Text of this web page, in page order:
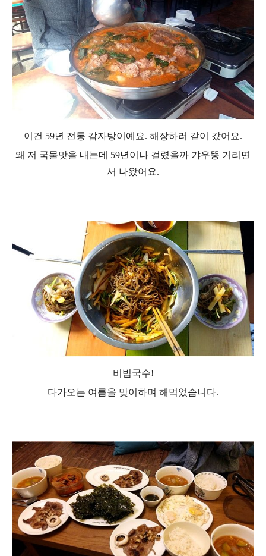
이건 59년 전통 감자탕이예요. 해장하러 같이 갔어요.
왜 저 국물맛을 내는데 59년이나 걸렸을까 갸우뚱 거리면
서 나왔어요.
비빔국수!
다가오는 여름을 맞이하며 해 먹었습니다.